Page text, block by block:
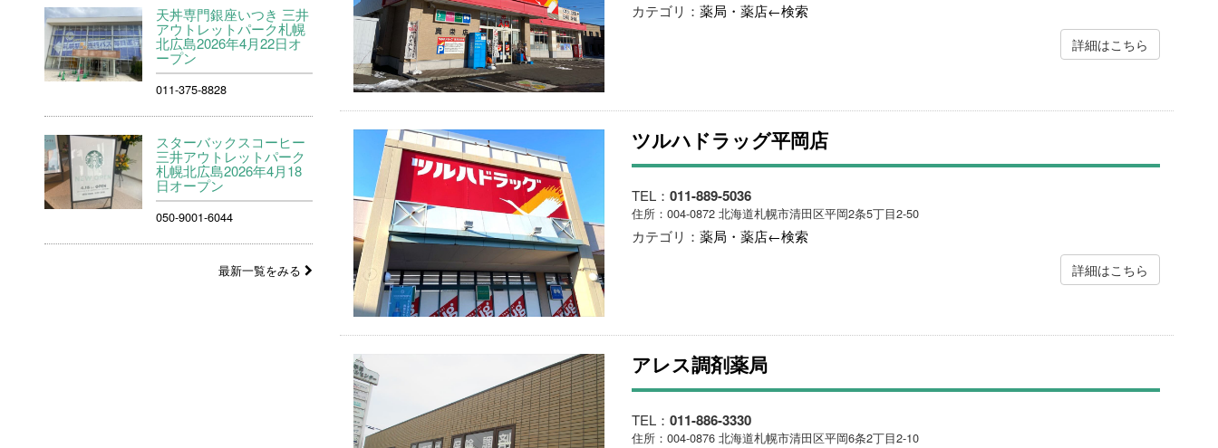
カテゴリ： 薬局・薬店←検索
詳細はこちら
ツルハドラッグ平岡店
TEL： 011-889-5036
住所：004-0872 北海道札幌市清田区平岡2条5丁目2-50
カテゴリ： 薬局・薬店←検索
詳細はこちら
アレス調剤薬局
TEL： 011-886-3330
住所：004-0876 北海道札幌市清田区平岡6条2丁目2-10
天丼専門銀座いつき 三井
アウトレットパーク札幌
北広島2026年4月22日オ
ープン
011-375-8828
スターバックスコーヒー
三井アウトレットパーク
札幌北広島2026年4月18
日オープン
050-9001-6044
最新一覧をみる